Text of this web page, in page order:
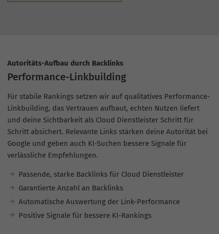
Autoritäts-Aufbau durch Backlinks
Performance-Linkbuilding
Für stabile Rankings setzen wir auf qualitatives Performance-
Linkbuilding, das Vertrauen aufbaut, echten Nutzen liefert
und deine Sichtbarkeit als Cloud Dienstleister Schritt für
Schritt absichert. Relevante Links stärken deine Autorität bei
Google und geben auch KI-Suchen bessere Signale für
verlässliche Empfehlungen.
Passende, starke Backlinks für Cloud Dienstleister
Garantierte Anzahl an Backlinks
Automatische Auswertung der Link-Performance
Positive Signale für bessere KI-Rankings